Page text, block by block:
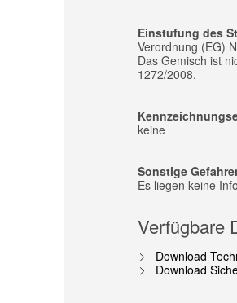
Einstufung des
Verordnung (EG)
Das Gemisch ist
1272/2008.
keine
Sonstige
Es liegen keine
Verfügbare
Download
Download